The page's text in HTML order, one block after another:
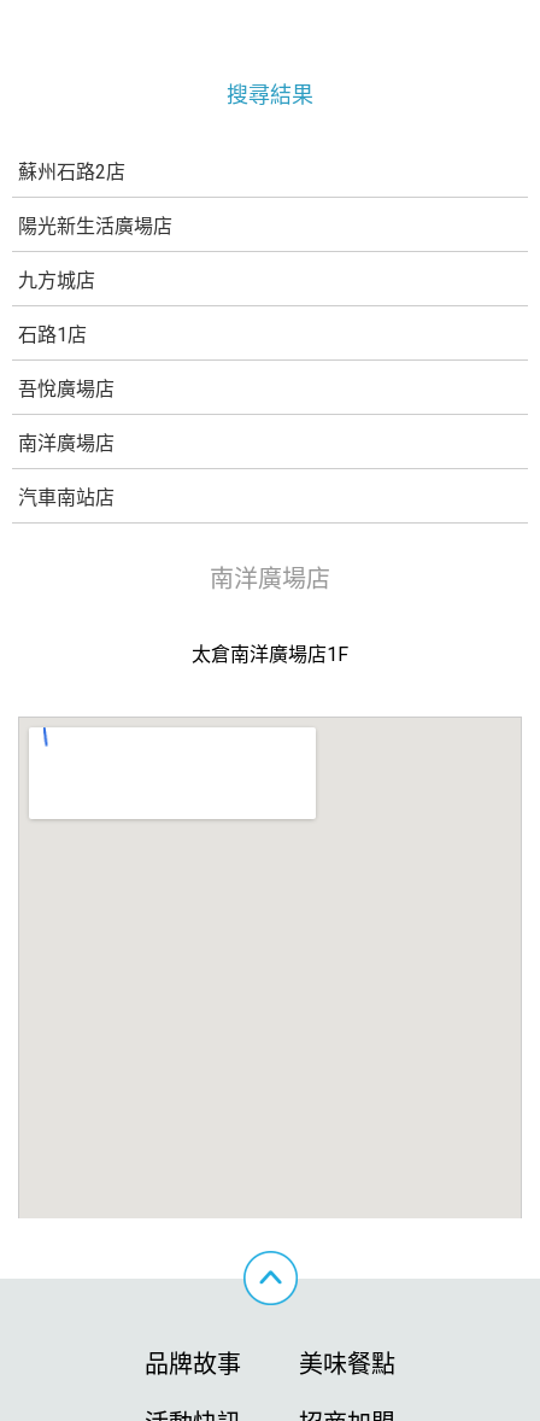
搜尋結果
蘇州石路2店
陽光新生活廣場店
九方城店
石路1店
吾悅廣場店
南洋廣場店
汽車南站店
南洋廣場店
太倉南洋廣場店1F
品牌故事 美味餐點